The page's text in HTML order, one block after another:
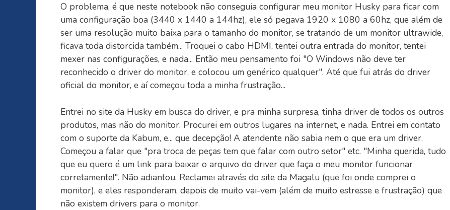
O problema, é que neste notebook não conseguia configurar meu monitor Husky para ficar com
uma configuração boa (3440 x 1440 a 144hz), ele só pegava 1920 x 1080 a 60hz, que além de
ser uma resolução muito baixa para o tamanho do monitor, se tratando de um monitor ultrawide,
ficava toda distorcida também... Troquei o cabo HDMI, tentei outra entrada do monitor, tentei
mexer nas configurações, e nada... Então meu pensamento foi "O Windows não deve ter
reconhecido o driver do monitor, e colocou um genérico qualquer". Até que fui atrás do driver
oficial do monitor, e aí começou toda a minha frustração...
Entrei no site da Husky em busca do driver, e pra minha surpresa, tinha driver de todos os outros
produtos, mas não do monitor. Procurei em outros lugares na internet, e nada. Entrei em contato
com o suporte da Kabum, e... que decepção! A atendente não sabia nem o que era um driver.
Começou a falar que "pra troca de peças tem que falar com outro setor" etc. "Minha querida, tudo
que eu quero é um link para baixar o arquivo do driver que faça o meu monitor funcionar
corretamente!". Não adiantou. Reclamei através do site da Magalu (que foi onde comprei o
monitor), e eles responderam, depois de muito vai-vem (além de muito estresse e frustração) que
não existem drivers para o monitor.